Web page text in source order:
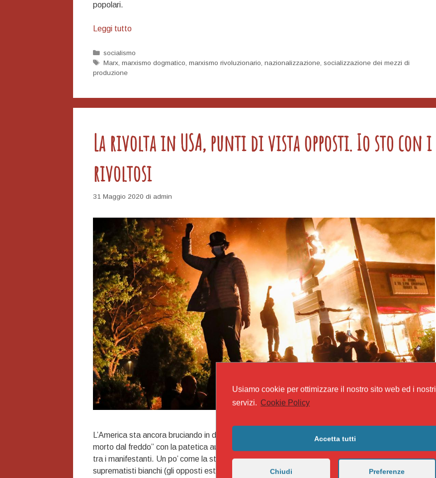
popolari.
Leggi tuttoEspropriare,
pianificare
Categorie
socialismo
Tag
Marx,marxismo dogmatico,marxismo rivoluzionario,nazionalizzazione,socializzazione dei mezzi di
produzione
La rivolta in USA, punti di vista opposti. Io sto con i
rivoltosi
31 Maggio 2020 di admin
L’America sta ancora bruciando in decine di città, le autorità dopo aver sostenuto che “Cristo è
morto dal freddo” con la patetica autopsia di parte sul corpo di George Floyd, parlano di “infiltrati”
tra i manifestanti. Un po’ come la storiella nostrana dei “black blok”. Anarchici, addirittura
suprematisti bianchi (gli opposti estremismi…). Ma c’è un piccolo particolare: è che quelli che loro
Usiamo cookie per ottimizzare il nostro sito web ed i nostri
servizi. Cookie Policy
Accetta tutti
Chiudi Preferenze